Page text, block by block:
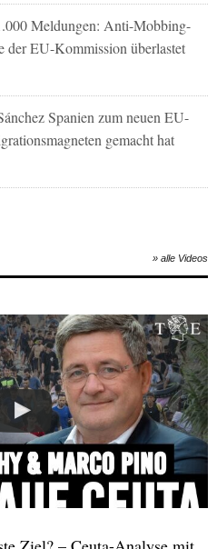
Meldungen: Anti-Mobbing-
der EU-Kommission überlastet
Spanien zum neuen EU-
gemacht hat
» alle Videos